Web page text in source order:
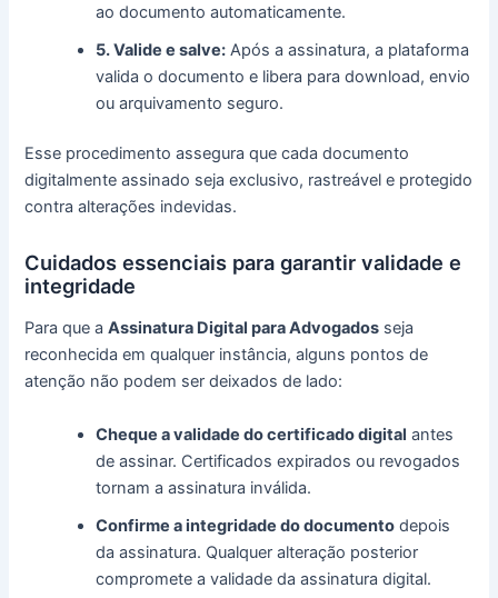
ao documento automaticamente.
5. Valide e salve: Após a assinatura, a plataforma
valida o documento e libera para download, envio
ou arquivamento seguro.
Esse procedimento assegura que cada documento
digitalmente assinado seja exclusivo, rastreável e protegido
contra alterações indevidas.
Cuidados essenciais para garantir validade e
integridade
Para que aAssinatura Digital para Advogados seja
reconhecida em qualquer instância, alguns pontos de
atenção não podem ser deixados de lado:
Cheque a validade do certificado digital antes
de assinar. Certificados expirados ou revogados
tornam a assinatura inválida.
Confirme a integridade do documento depois
da assinatura. Qualquer alteração posterior
compromete a validade da assinatura digital.